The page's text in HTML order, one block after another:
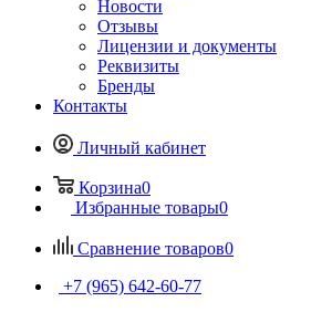
Новости
Отзывы
Лицензии и документы
Реквизиты
Бренды
Контакты
Личный кабинет
Корзина0
Избранные товары0
Сравнение товаров0
+7 (965) 642-60-77